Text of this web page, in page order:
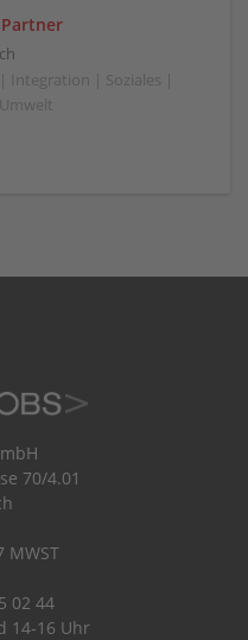
Integration | Soziales |
70/4.01
MWST
02 44
14-16 Uhr